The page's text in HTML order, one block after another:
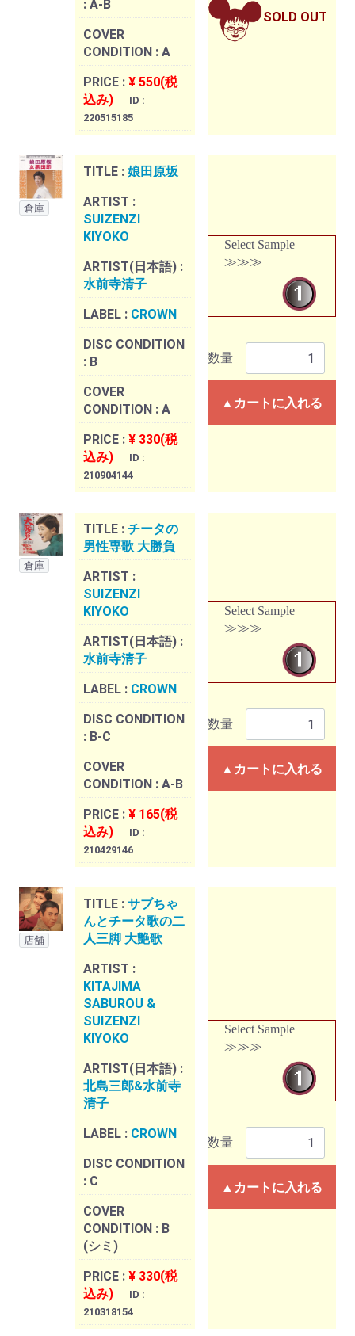
: A-B
COVER
CONDITION : A
PRICE : ¥ 550(税
込み)
ID :
220515185
SOLD OUT
倉庫
TITLE : 娘田原坂
ARTIST :
SUIZENZI
KIYOKO
ARTIST(日本語) :
水前寺清子
LABEL : CROWN
DISC CONDITION
: B
COVER
CONDITION : A
PRICE : ¥ 330(税
込み)
ID :
210904144
Select Sample
≫≫≫
数量
▲カートに入れる
倉庫
TITLE : チータの
男性専歌 大勝負
ARTIST :
SUIZENZI
KIYOKO
ARTIST(日本語) :
水前寺清子
LABEL : CROWN
DISC CONDITION
: B-C
COVER
CONDITION : A-B
PRICE : ¥ 165(税
込み)
ID :
210429146
Select Sample
≫≫≫
数量
▲カートに入れる
店舗
TITLE : サブちゃ
んとチータ歌の二
人三脚 大艶歌
ARTIST :
KITAJIMA
SABUROU &
SUIZENZI
KIYOKO
ARTIST(日本語) :
北島三郎&水前寺
清子
LABEL : CROWN
DISC CONDITION
: C
COVER
CONDITION : B
(シミ)
PRICE : ¥ 330(税
込み)
ID :
210318154
Select Sample
≫≫≫
数量
▲カートに入れる